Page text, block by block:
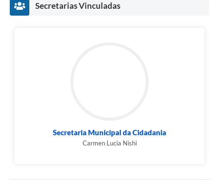
Secretarias Vinculadas
Secretaria Municipal da Cidadania
Carmen Lucia Nishi